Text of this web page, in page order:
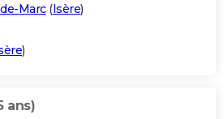
Marc(Isère)
)
ans)